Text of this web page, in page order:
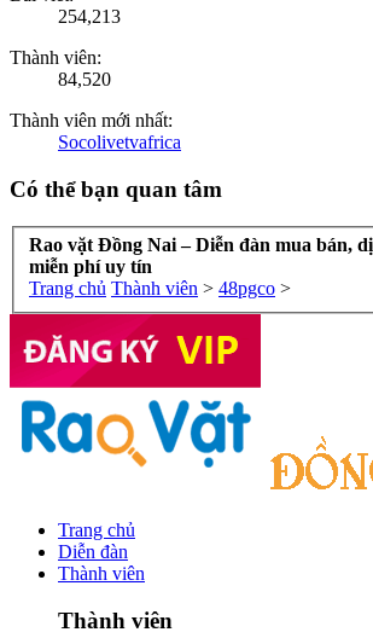
254,213
Thành viên:
84,520
Thành viên mới nhất:
Socolivetvafrica
Có thể bạn quan tâm
Rao vặt Đồng Nai – Diễn đàn mua bán,
miễn phí uy tín
Trang chủ Thành viên > 48pgco >
Trang chủ
Diễn đàn
Thành viên
Thành viên